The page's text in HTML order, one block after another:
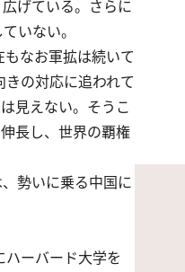
げている。さらに
いない。
なお軍拡は続いて
の対応に追われて
見えない。そうこ
長し、世界の覇権
勢いに乗る中国に
ーバード大学を